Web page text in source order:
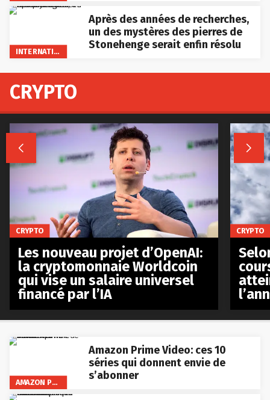
INTERNATIONAL
Après des années de recherches,
un des mystères des pierres de
Stonehenge serait enfin résolu
AMAZON PRIME VIDEO
Amazon Prime Video: ces 10
séries qui donnent envie de
s’abonner
CRYPTO
 
CRYPTO
Les nouveau projet d’OpenAI:
la cryptomonnaie Worldcoin
qui vise un salaire universel
financé par l’IA
CRYPTO